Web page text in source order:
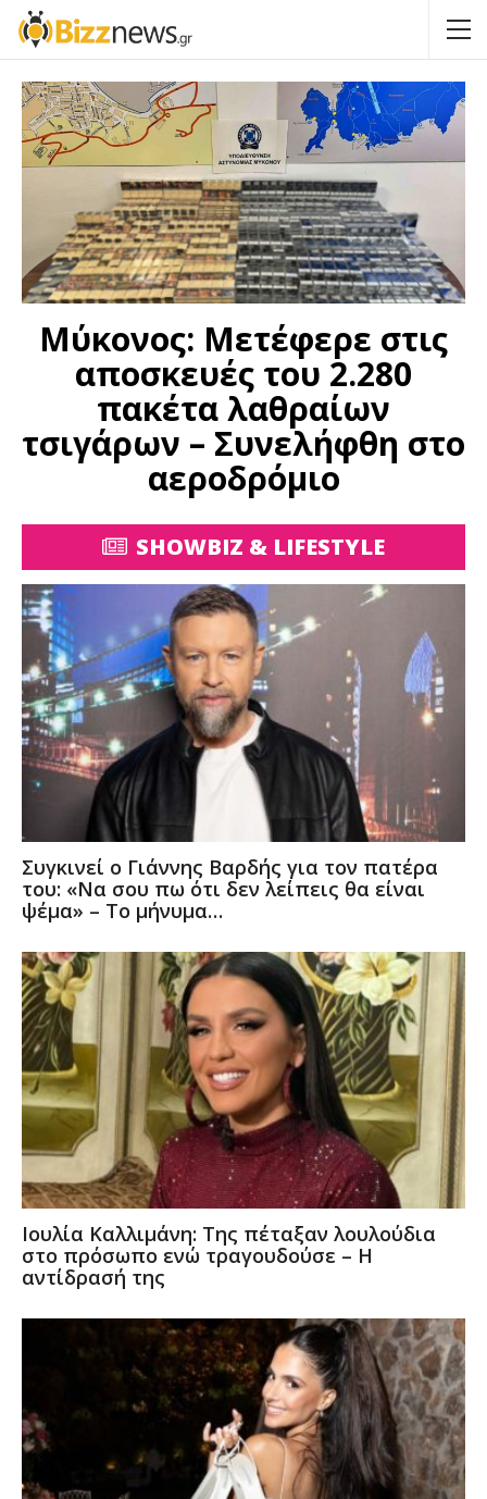
Μύκονος: Μετέφερε στις
αποσκευές του 2.280
πακέτα λαθραίων
τσιγάρων – Συνελήφθη στο
αεροδρόμιο
SHOWBIZ & LIFESTYLE
Συγκινεί ο Γιάννης Βαρδής για τον πατέρα
του: «Να σου πω ότι δεν λείπεις θα είναι
ψέμα» – Το μήνυμα…
Ιουλία Καλλιμάνη: Της πέταξαν λουλούδια
στο πρόσωπο ενώ τραγουδούσε – Η
αντίδρασή της